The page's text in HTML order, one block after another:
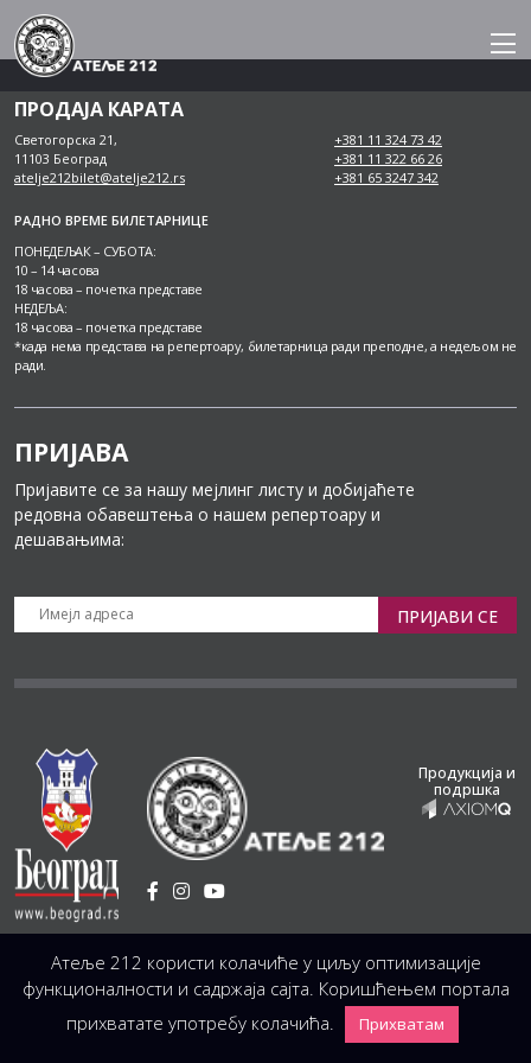
Skip
to
content
ПРОДАЈА КАРАТА
Светогорска 21,
11103 Београд
atelje212bilet@atelje212.rs
+381 11 324 73 42
+381 11 322 66 26
+381 65 3247 342
РАДНО ВРЕМЕ БИЛЕТАРНИЦЕ
ПОНЕДЕЉАК – СУБОТА:
10 – 14 часова
18 часова – почетка представе
НЕДЕЉА:
18 часова – почетка представе
*када нема представа на репертоару, билетарница ради преподне, а недељом не
ради.
ПРИЈАВА
Пријавите се за нашу мејлинг листу и добијаћете
редовна обавештења о нашем репертоару и
дешавањима:
ПРИЈАВИ СЕ
Установа Културе / Светогорска 21, 11103 Београд, Србија
Централа (управа, организација, администрација, рачуноводство, техника)
+381 11 3246 146;
+381 11 3246 147 |office@atelje212.rs
Продукција и
подршка
Сва Права Задржана © 2026 Позориште Атеља 212
Атеље 212 користи колачиће у циљу оптимизације
функционалности и садржаја сајта. Коришћењем портала
прихватате употребу колачића.
Прихватам